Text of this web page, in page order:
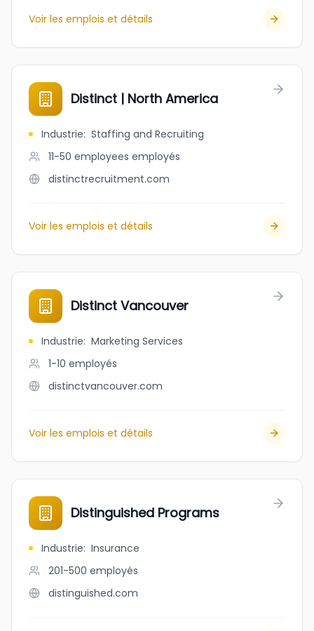
Voir les emplois et détails
Distinct | North America
Industrie: Staffing and Recruiting
11-50 employees employés
distinctrecruitment.com
Voir les emplois et détails
Distinct Vancouver
Industrie: Marketing Services
1-10 employés
distinctvancouver.com
Voir les emplois et détails
Distinguished Programs
Industrie: Insurance
201-500 employés
distinguished.com